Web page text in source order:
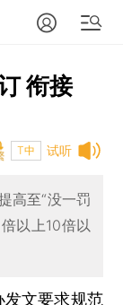
衔接
试听
T中
高至“没一罚
以上10倍以
发文要求规范